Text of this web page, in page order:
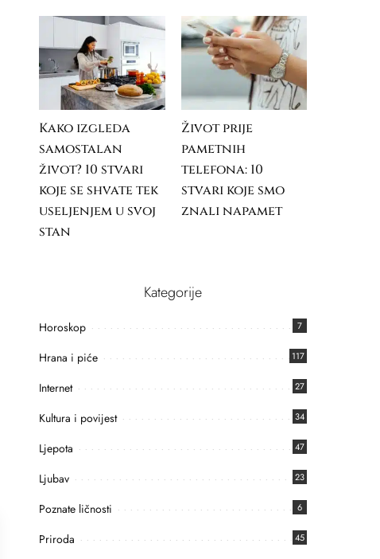
Kako izgleda
samostalan
život? 10 stvari
koje se shvate tek
useljenjem u svoj
stan
Život prije
pametnih
telefona: 10
stvari koje smo
znali napamet
Kategorije
Horoskop 7
Hrana i piće 117
Internet 27
Kultura i povijest 34
Ljepota 47
Ljubav 23
Poznate ličnosti 6
Priroda 45